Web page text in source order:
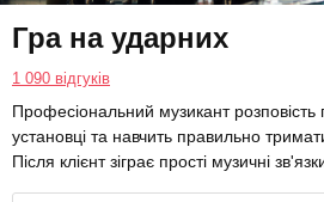
Гра на ударних
1 090 відгуків
Професіональний музикант
установці та навчить правильно
Після клієнт зіграє прості музичні